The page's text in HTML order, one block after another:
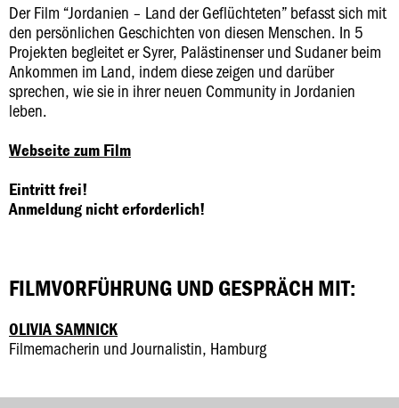
Der Film “Jordanien – Land der Geflüchteten” befasst sich mit
den persönlichen Geschichten von diesen Menschen. In 5
Projekten begleitet er Syrer, Palästinenser und Sudaner beim
Ankommen im Land, indem diese zeigen und darüber
sprechen, wie sie in ihrer neuen Community in Jordanien
leben.
Webseite zum Film
Eintritt frei!
Anmeldung nicht erforderlich!
FILMVORFÜHRUNG UND GESPRÄCH MIT:
OLIVIA SAMNICK
Filmemacherin und Journalistin, Hamburg